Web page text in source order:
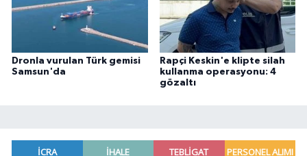
Dronla vurulan Türk gemisi
Samsun'da
Rapçi Keskin'e klipte silah
kullanma operasyonu: 4
gözaltı